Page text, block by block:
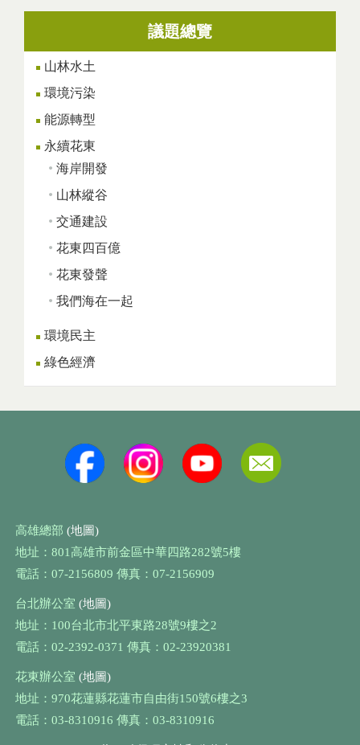
議題總覽
山林水土
環境污染
能源轉型
永續花東
海岸開發
山林縱谷
交通建設
花東四百億
花東發聲
我們海在一起
環境民主
綠色經濟
高雄總部 (地圖)
地址：801高雄市前金區中華四路282號5樓
電話：07-2156809 傳真：07-2156909
台北辦公室 (地圖)
地址：100台北市北平東路28號9樓之2
電話：02-2392-0371 傳真：02-23920381
花東辦公室 (地圖)
地址：970花蓮縣花蓮市自由街150號6樓之3
電話：03-8310916 傳真：03-8310916